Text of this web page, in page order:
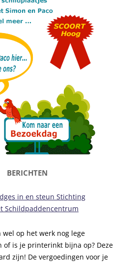
BERICHTEN
in en steun Stichting
Schildpaddencentrum
op het werk nog lege
of is je printerinkt bijna op? Deze
zijn! De vergoedingen voor je